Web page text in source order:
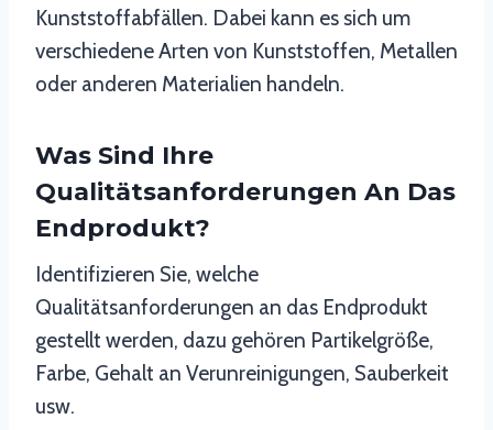
Kunststoffabfällen. Dabei kann es sich um
verschiedene Arten von Kunststoffen, Metallen
oder anderen Materialien handeln.
Was Sind Ihre
Qualitätsanforderungen An Das
Endprodukt?
Identifizieren Sie, welche
Qualitätsanforderungen an das Endprodukt
gestellt werden, dazu gehören Partikelgröße,
Farbe, Gehalt an Verunreinigungen, Sauberkeit
usw.